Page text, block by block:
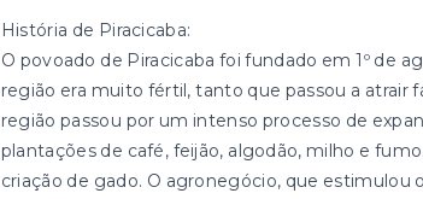
História de Piracicaba:
O povoado de Piracicaba foi fundado em 1º de
região era muito fértil, tanto que passou a atrair
região passou por um intenso processo de
plantações de café, feijão, algodão, milho e
criação de gado. O agronegócio, que